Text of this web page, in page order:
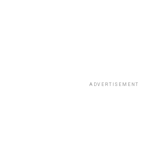
ADVERTISEMENT